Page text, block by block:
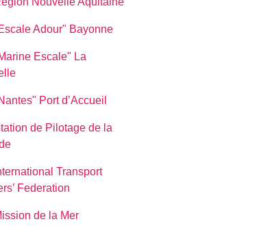
Adour" Bayonne
Escale" La
Port d’Accueil
de Pilotage de la
Transport
Federation
de la Mer